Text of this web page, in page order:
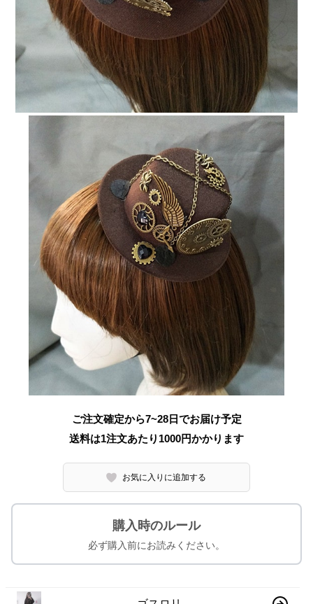
ご注文確定から7~28日でお届け予定
送料は1注文あたり 1000円かかります
お気に入りに追加する
購入時のルール
必ず購入前にお読みください。